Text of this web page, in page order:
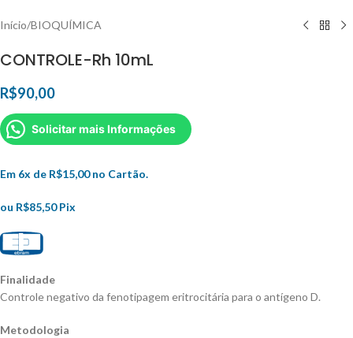
Início/BIOQUÍMICA
CONTROLE-Rh 10mL
R$90,00
Solicitar mais Informações
Em 6x de R$15,00 no Cartão.
ou R$85,50 Pix
Finalidade
Controle negativo da fenotipagem eritrocitária para o antígeno D.
Metodologia